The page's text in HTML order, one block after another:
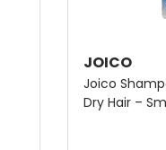
JOICO
Joico
Dry Hair –